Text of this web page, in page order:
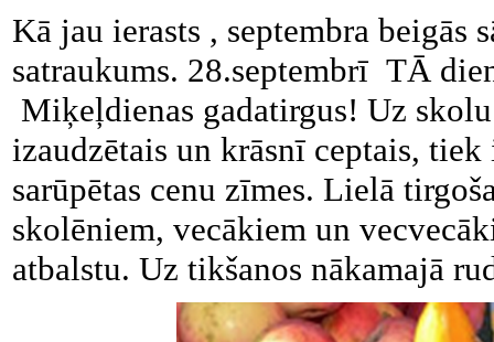
Kā jau ierasts , septembra beigās
satraukums. 28.septembrī TĀ
Miķeļdienas gadatirgus! Uz
izaudzētais un krāsnī ceptais,
sarūpētas cenu zīmes. Lielā
skolēniem, vecākiem un
atbalstu. Uz tikšanos nākamajā